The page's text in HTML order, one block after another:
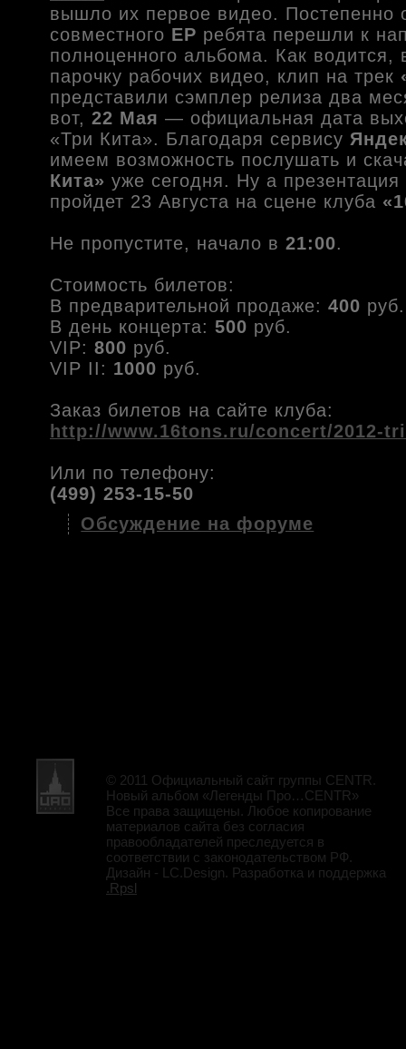
вышло их первое видео. Постепенно
совместного EP ребята перешли к
полноценного альбома. Как водится,
парочку рабочих видео, клип на трек
представили сэмплер релиза два
вот, 22 Мая — официальная дата
«Три Кита». Благодаря сервису
имеем возможность послушать и
Кита» уже сегодня. Ну а презентация
пройдет 23 Августа на сцене клуба
Не пропустите, начало в 21:00.
Стоимость билетов:
В предварительной продаже: 400 руб.
В день концерта: 500 руб.
VIP: 800 руб.
VIP II: 1000 руб.
Заказ билетов на сайте клуба:
http://www.16tons.ru/concert/2012-
Или по телефону:
(499) 253-15-50
Обсуждение на форуме
© 2011 Официальный сайт группы CENTR.
Новый альбом «Легенды Про…CENTR»
Все права защищены. Любое копирование
материалов сайта без согласия
правообладателей преследуется в
соответствии с законодательством РФ.
Дизайн - LC.Design. Разработка и поддержка
.Rpsl